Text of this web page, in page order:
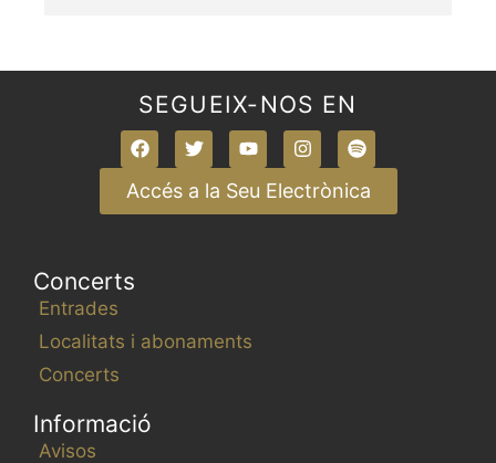
SEGUEIX-NOS EN
Accés a la Seu Electrònica
Concerts
Entrades
Localitats i abonaments
Concerts
Informació
Avisos